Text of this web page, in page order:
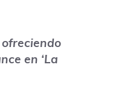
en ‘La